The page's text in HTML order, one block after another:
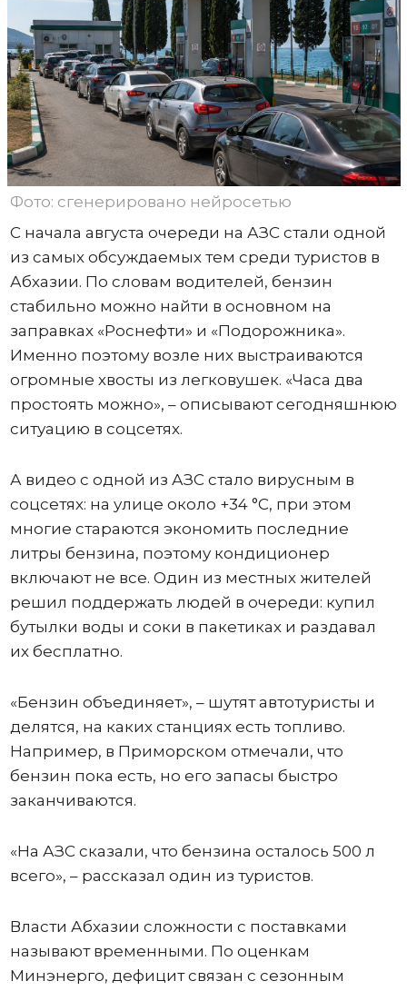
Фото: сгенерировано нейросетью
С начала августа очереди на АЗС стали одной
из самых обсуждаемых тем среди туристов в
Абхазии. По словам водителей, бензин
стабильно можно найти в основном на
заправках «Роснефти» и «Подорожника».
Именно поэтому возле них выстраиваются
огромные хвосты из легковушек. «Часа два
простоять можно», – описывают сегодняшнюю
ситуацию в соцсетях.
А видео с одной из АЗС стало вирусным в
соцсетях: на улице около +34 °C, при этом
многие стараются экономить последние
литры бензина, поэтому кондиционер
включают не все. Один из местных жителей
решил поддержать людей в очереди: купил
бутылки воды и соки в пакетиках и раздавал
их бесплатно.
«Бензин объединяет», – шутят автотуристы и
делятся, на каких станциях есть топливо.
Например, в Приморском отмечали, что
бензин пока есть, но его запасы быстро
заканчиваются.
«На АЗС сказали, что бензина осталось 500 л
всего», – рассказал один из туристов.
Власти Абхазии сложности с поставками
называют временными. По оценкам
Минэнерго, дефицит связан с сезонным